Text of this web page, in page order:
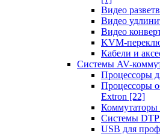
Видео
Видео
Видео
KVM-
Кабели и
Системы AV-
Процессоры
Процессоры
Extron [22]
Коммутаторы
Системы DTP
USB для